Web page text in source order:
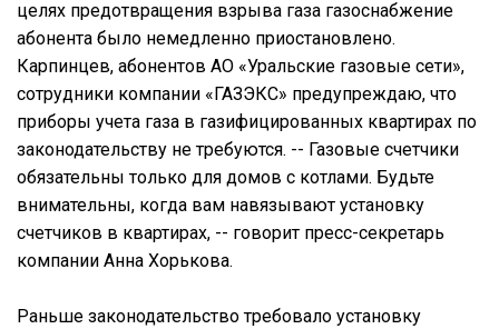
целях предотвращения взрыва газа газоснабжение
абонента было немедленно приостановлено.
Карпинцев, абонентов АО «Уральские газовые сети»,
сотрудники компании «ГАЗЭКС» предупреждаю, что
приборы учета газа в газифицированных квартирах по
законодательству не требуются. -- Газовые счетчики
обязательны только для домов с котлами. Будьте
внимательны, когда вам навязывают установку
счетчиков в квартирах, -- говорит пресс-секретарь
компании Анна Хорькова.
Раньше законодательство требовало установку